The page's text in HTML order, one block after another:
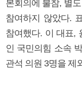
본회의에 불참, 별
참여하지 않았다.
참여했다. 이 대표,
인 국민의힘 소속
관석 의원 3명을 제